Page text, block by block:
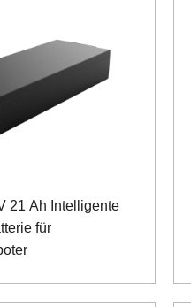
21 Ah Intelligente
für